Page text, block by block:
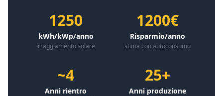
1250
kWh/kWp/anno
irraggiamento solare
1200€
Risparmio/anno
stima con autoconsumo
~4
Anni rientro
25+
Anni produzione